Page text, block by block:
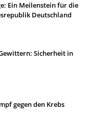
Ein Meilenstein für die
Deutschland
Sicherheit in
gegen den Krebs